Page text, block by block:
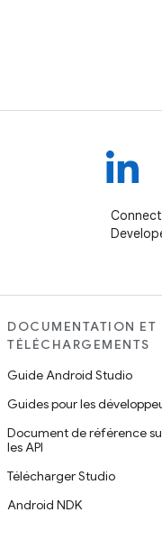
DOCUMENTATION ET
TÉLÉCHARGEMENTS
Guide Android Studio
Guides pour les
Document de référence
les API
Télécharger Studio
Android NDK